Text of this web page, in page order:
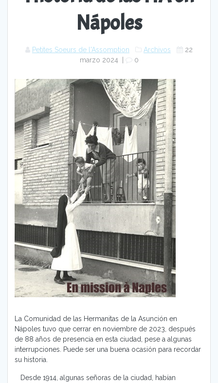
Nápoles
Petites Soeurs de l'Assomption Archivos
22
marzo 2024
0
La Comunidad de las Hermanitas de la Asunción en
Nápoles tuvo que cerrar en noviembre de 2023, después
de 88 años de presencia en esta ciudad, pese a algunas
interrupciones. Puede ser una buena ocasión para recordar
su historia.
Desde 1914, algunas señoras de la ciudad, habían